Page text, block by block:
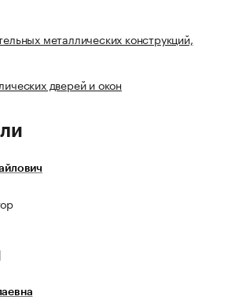
металлических конструкций,
дверей и окон